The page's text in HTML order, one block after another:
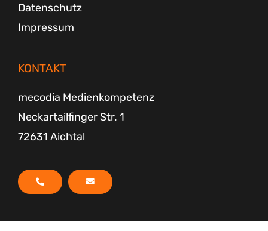
Datenschutz
Impressum
KONTAKT
mecodia Medienkompetenz
Neckartailfinger Str. 1
72631 Aichtal